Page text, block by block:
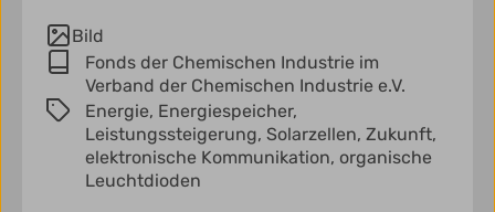
Bild
Fonds der Chemischen Industrie im
Verband der Chemischen Industrie e.V.
Energie, Energiespeicher,
Leistungssteigerung, Solarzellen, Zukunft,
elektronische Kommunikation, organische
Leuchtdioden